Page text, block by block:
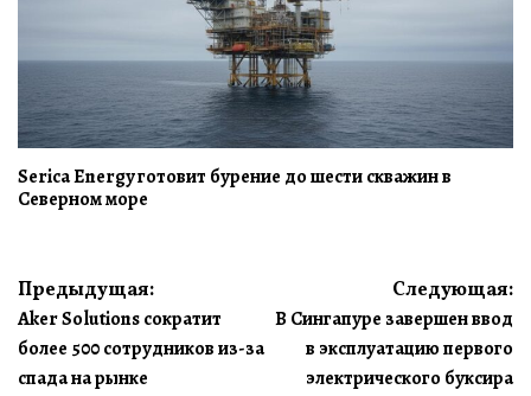
Serica Energy готовит бурение до шести скважин в
Северном море
Навигация
по
записям
Предыдущая:
Aker Solutions сократит
более 500 сотрудников из-за
спада на рынке
Следующая:
В Сингапуре завершен ввод
в эксплуатацию первого
электрического буксира